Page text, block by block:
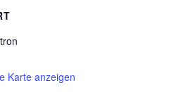
Karte anzeigen